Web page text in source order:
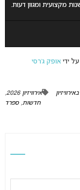
מקצועית ומגוון דעות.
אופק ג’רסי
אירוויזיון 2026
,
חדשות,ספרד